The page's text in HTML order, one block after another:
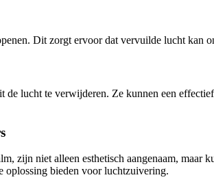
Dit zorgt ervoor dat vervuilde lucht kan
de lucht te verwijderen. Ze kunnen een
zijn niet alleen esthetisch aangenaam,
oplossing bieden voor luchtzuivering.